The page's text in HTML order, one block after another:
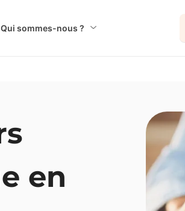
Qui sommes-nous ?
en